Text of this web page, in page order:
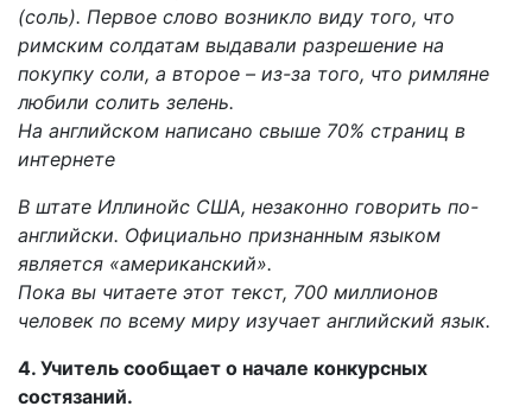
(соль). Первое слово возникло виду того, что
римским солдатам выдавали разрешение на
покупку соли, а второе – из-за того, что римляне
любили солить зелень.
На английском написано свыше 70% страниц в
интернете
В штате Иллинойс США, незаконно говорить по-
английски. Официально признанным языком
является «американский».
Пока вы читаете этот текст, 700 миллионов
человек по всему миру изучает английский язык.
4. Учитель сообщает о начале конкурсных
состязаний.